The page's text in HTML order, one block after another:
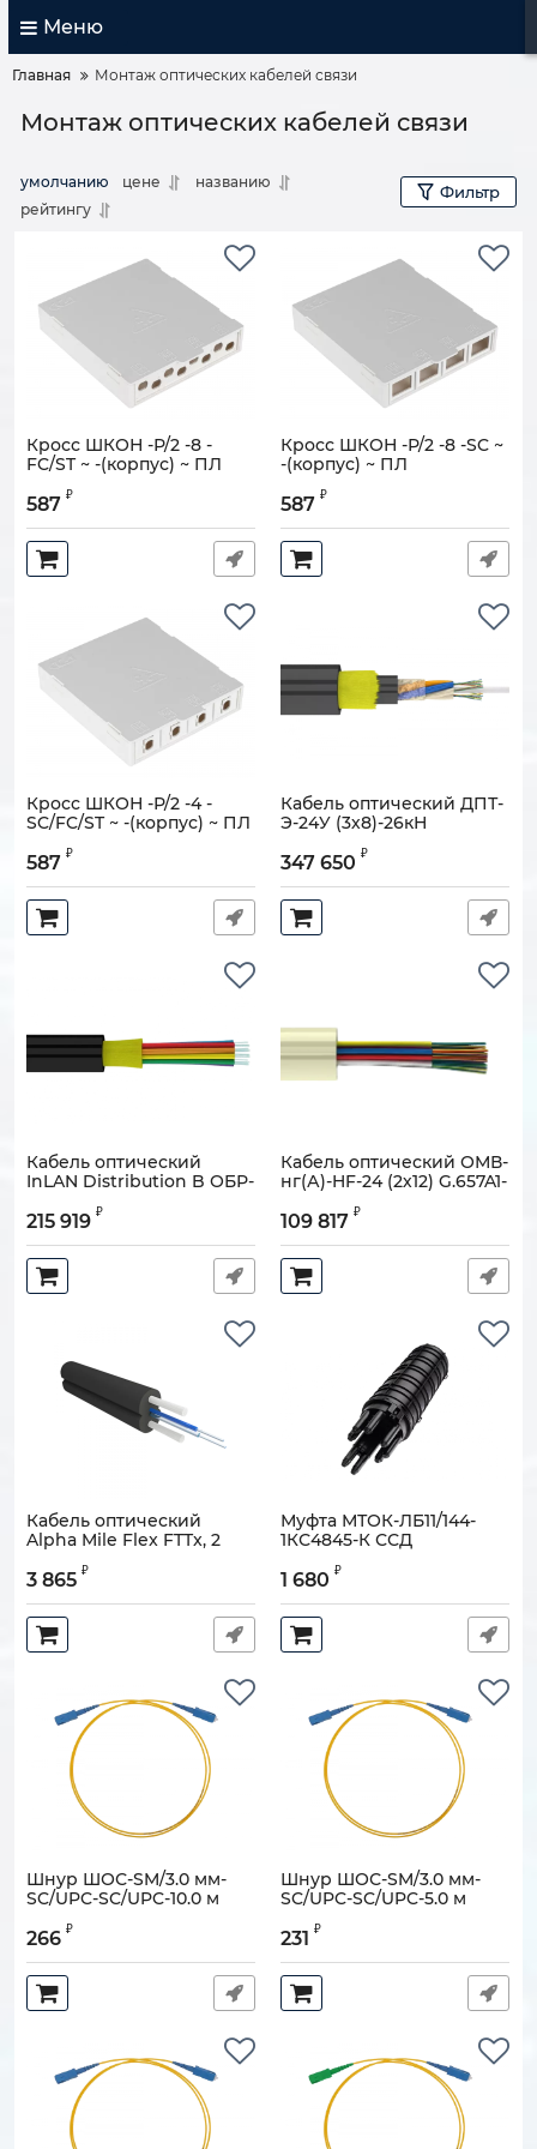
Меню
Главная Монтаж оптических кабелей связи
Монтаж оптических кабелей связи
умолчанию цене
названию
рейтингу
Фильтр
Кросс ШКОН -Р/2 -8 -
FC/ST ~ -(корпус) ~ ПЛ
Артикул:
587 ₽
Кросс ШКОН -Р/2 -8 -SC ~
-(корпус) ~ ПЛ
Артикул:
587 ₽
Кросс ШКОН -Р/2 -4 -
SC/FC/ST ~ -(корпус) ~ ПЛ
Артикул:
587 ₽
Кабель оптический ДПТ-
Э-24У (3х8)-26кН
130905-01845
347 650 ₽
Кабель оптический
InLAN Distribution B ОБР-
Артикул:
215 919 ₽
Кабель оптический ОМВ-
нг(А)-HF-24 (2х12) G.657A1-
Артикул: 130905-05066
109 817 ₽
Кабель оптический
Alpha Mile Flex FTTx, 2
Артикул:
3 865 ₽
Муфта МТОК-ЛБ11/144-
1КС4845-К ССД
Артикул:
1 680 ₽
Шнур ШОС-SM/3.0 мм-
SC/UPC-SC/UPC-10.0 м
Артикул:
266 ₽
Шнур ШОС-SM/3.0 мм-
SC/UPC-SC/UPC-5.0 м
Артикул:
231 ₽